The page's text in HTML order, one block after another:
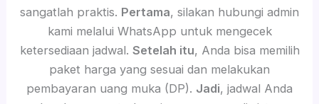
sangatlah praktis. Pertama, silakan hubungi admin
kami melalui WhatsApp untuk mengecek
ketersediaan jadwal. Setelah itu, Anda bisa memilih
paket harga yang sesuai dan melakukan
pembayaran uang muka (DP). Jadi, jadwal Anda